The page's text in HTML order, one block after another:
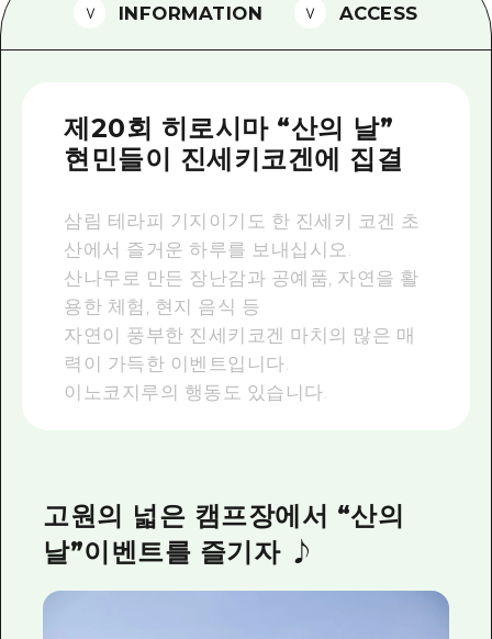
자주 묻는 질문
관광 안내 책자
INFORMATION ACCESS
제20회 히로시마 “산의 날”
현민들이 진세키코겐에 집결
삼림 테라피 기지이기도 한 진세키 코겐 초
산에서 즐거운 하루를 보내십시오.
산나무로 만든 장난감과 공예품, 자연을 활
용한 체험, 현지 음식 등
자연이 풍부한 진세키코겐 마치의 많은 매
력이 가득한 이벤트입니다.
이노코지루의 행동도 있습니다.
고원의 넓은 캠프장에서 “산의
날”이벤트를 즐기자 ♪